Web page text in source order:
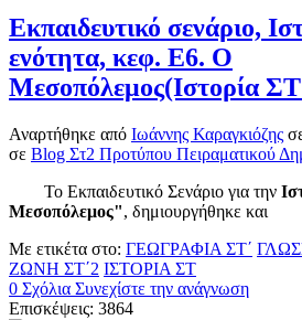
Εκπαιδευτικό σενάριο,
ενότητα, κεφ. Ε6. Ο
Μεσοπόλεμος(Ιστορία
Αναρτήθηκε από Ιωάννης Καραγκιόζης
σε Blog Στ2 Προτύπου Πειραματικού
Το Εκπαιδευτικό Σενάριο για την
Μεσοπόλεμος", δημιουργήθηκε και
Με ετικέτα στο: ΓΕΩΓΡΑΦΙΑ ΣΤ΄
ΖΩΝΗ ΣΤ΄2 ΙΣΤΟΡΙΑ ΣΤ
0 Σχόλια Συνεχίστε την ανάγνωση
Επισκέψεις: 3864